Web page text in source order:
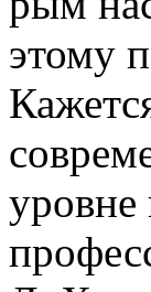
этому
уровне